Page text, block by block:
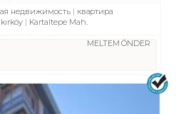
недвижимость
квартира
Kartaltepe Mah.
MELTEM ÖNDER